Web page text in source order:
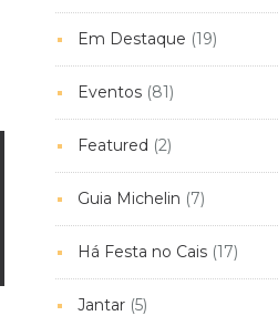
Em Destaque (19)
Eventos(81)
Featured (2)
Guia Michelin (7)
Há Festa no Cais(17)
Jantar(5)